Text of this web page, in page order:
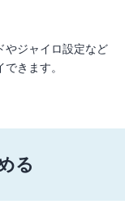
やジャイロ設定など
きます。
る